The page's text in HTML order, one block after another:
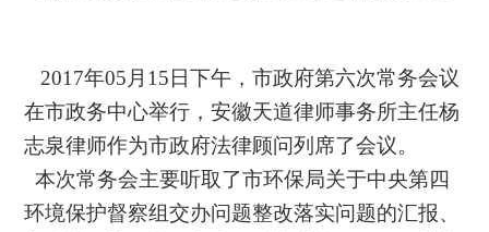
2017年05 月 15 日下午 ，市政府第六次常务会议
在市政务中心举行 ，安徽天道律师事务所主任杨
志泉律师作为市政府法律顾问列席了会议。
本次常务会主要听取了市环保局关于中央第四
环境保护督察组交办问题整改落实问题的汇报、